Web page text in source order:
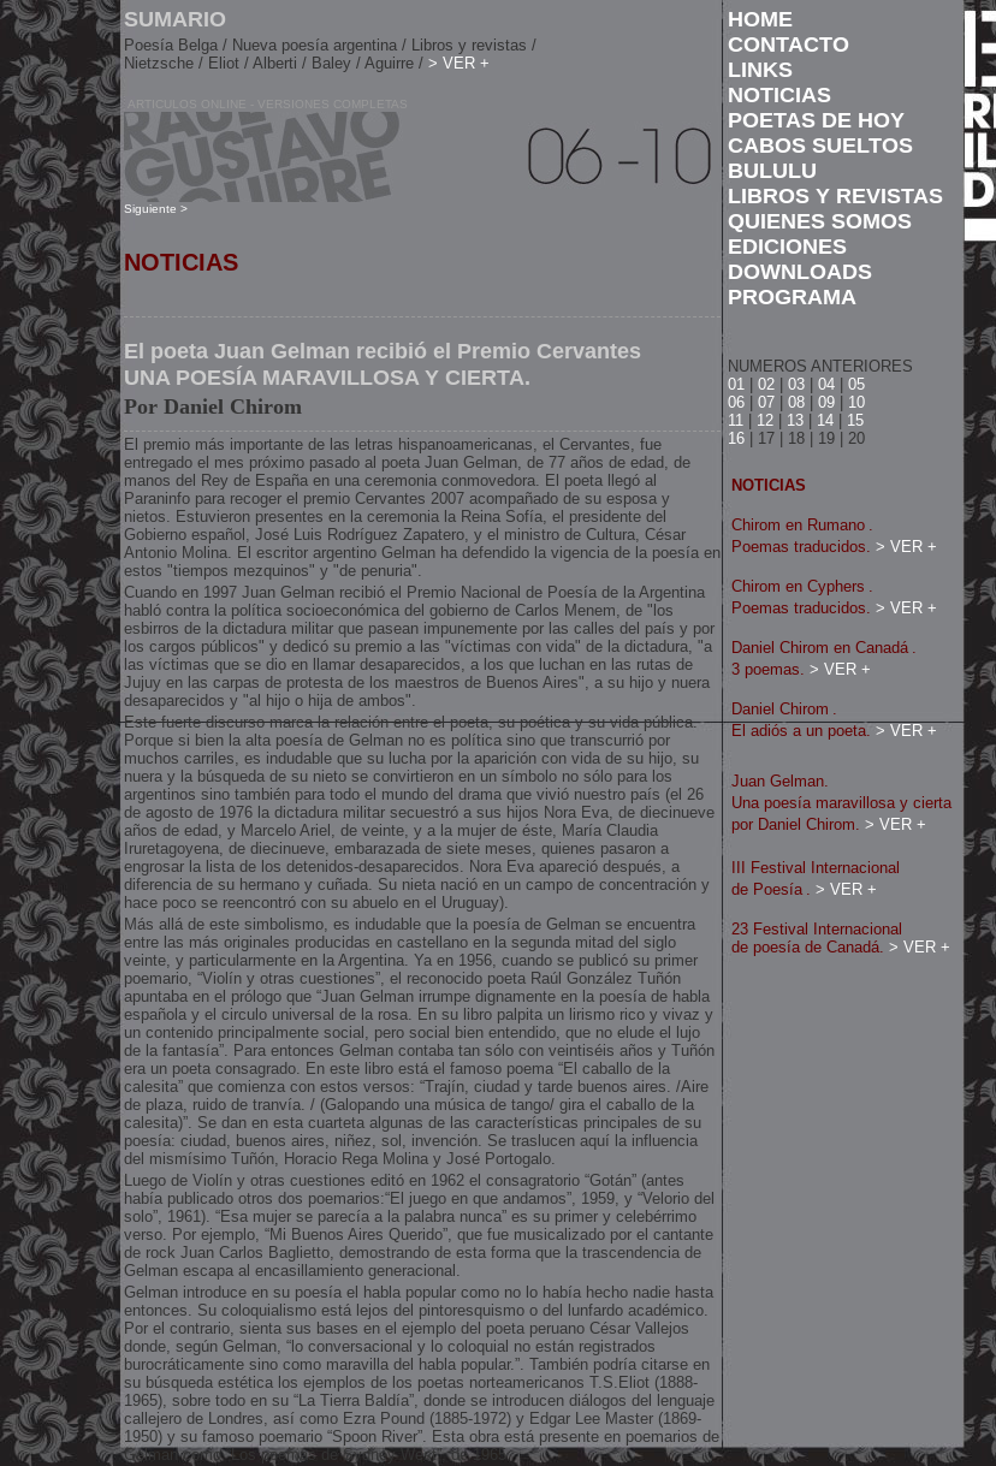
SUMARIO
Poesía Belga / Nueva poesía argentina / Libros y revistas /
Nietzsche / Eliot / Alberti / Baley / Aguirre / > VER +
ARTICULOS ONLINE - VERSIONES COMPLETAS
Siguiente >
NOTICIAS
El poeta Juan Gelman recibió el Premio Cervantes
UNA POESÍA MARAVILLOSA Y CIERTA.
Por Daniel Chirom
El premio más importante de las letras hispanoamericanas, el Cervantes, fue
entregado el mes próximo pasado al poeta Juan Gelman, de 77 años de edad, de
manos del Rey de España en una ceremonia conmovedora. El poeta llegó al
Paraninfo para recoger el premio Cervantes 2007 acompañado de su esposa y
nietos. Estuvieron presentes en la ceremonia la Reina Sofía, el presidente del
Gobierno español, José Luis Rodríguez Zapatero, y el ministro de Cultura, César
Antonio Molina. El escritor argentino Gelman ha defendido la vigencia de la poesía en
estos "tiempos mezquinos" y "de penuria".
Cuando en 1997 Juan Gelman recibió el Premio Nacional de Poesía de la Argentina
habló contra la política socioeconómica del gobierno de Carlos Menem, de "los
esbirros de la dictadura militar que pasean impunemente por las calles del país y por
los cargos públicos" y dedicó su premio a las "víctimas con vida" de la dictadura, "a
las víctimas que se dio en llamar desaparecidos, a los que luchan en las rutas de
Jujuy en las carpas de protesta de los maestros de Buenos Aires", a su hijo y nuera
desaparecidos y "al hijo o hija de ambos".
Este fuerte discurso marca la relación entre el poeta, su poética y su vida pública.
Porque si bien la alta poesía de Gelman no es política sino que transcurrió por
muchos carriles, es indudable que su lucha por la aparición con vida de su hijo, su
nuera y la búsqueda de su nieto se convirtieron en un símbolo no sólo para los
argentinos sino también para todo el mundo del drama que vivió nuestro país (el 26
de agosto de 1976 la dictadura militar secuestró a sus hijos Nora Eva, de diecinueve
años de edad, y Marcelo Ariel, de veinte, y a la mujer de éste, María Claudia
Iruretagoyena, de diecinueve, embarazada de siete meses, quienes pasaron a
engrosar la lista de los detenidos-desaparecidos. Nora Eva apareció después, a
diferencia de su hermano y cuñada. Su nieta nació en un campo de concentración y
hace poco se reencontró con su abuelo en el Uruguay).
Más allá de este simbolismo, es indudable que la poesía de Gelman se encuentra
entre las más originales producidas en castellano en la segunda mitad del siglo
veinte, y particularmente en la Argentina. Ya en 1956, cuando se publicó su primer
poemario, “Violín y otras cuestiones”, el reconocido poeta Raúl González Tuñón
apuntaba en el prólogo que “Juan Gelman irrumpe dignamente en la poesía de habla
española y el circulo universal de la rosa. En su libro palpita un lirismo rico y vivaz y
un contenido principalmente social, pero social bien entendido, que no elude el lujo
de la fantasía”. Para entonces Gelman contaba tan sólo con veintiséis años y Tuñón
era un poeta consagrado. En este libro está el famoso poema “El caballo de la
calesita” que comienza con estos versos: “Trajín, ciudad y tarde buenos aires. /Aire
de plaza, ruido de tranvía. / (Galopando una música de tango/ gira el caballo de la
calesita)”. Se dan en esta cuarteta algunas de las características principales de su
poesía: ciudad, buenos aires, niñez, sol, invención. Se traslucen aquí la influencia
del mismísimo Tuñón, Horacio Rega Molina y José Portogalo.
Luego de Violín y otras cuestiones editó en 1962 el consagratorio “Gotán” (antes
había publicado otros dos poemarios:“El juego en que andamos”, 1959, y “Velorio del
solo”, 1961). “Esa mujer se parecía a la palabra nunca” es su primer y celebérrimo
verso. Por ejemplo, “Mi Buenos Aires Querido”, que fue musicalizado por el cantante
de rock Juan Carlos Baglietto, demostrando de esta forma que la trascendencia de
Gelman escapa al encasillamiento generacional.
Gelman introduce en su poesía el habla popular como no lo había hecho nadie hasta
entonces. Su coloquialismo está lejos del pintoresquismo o del lunfardo académico.
Por el contrario, sienta sus bases en el ejemplo del poeta peruano César Vallejos
donde, según Gelman, “lo conversacional y lo coloquial no están registrados
burocráticamente sino como maravilla del habla popular.”. También podría citarse en
su búsqueda estética los ejemplos de los poetas norteamericanos T.S.Eliot (1888-
1965), sobre todo en su “La Tierra Baldía”, donde se introducen diálogos del lenguaje
callejero de Londres, así como Ezra Pound (1885-1972) y Edgar Lee Master (1869-
1950) y su famoso poemario “Spoon River”. Esta obra está presente en poemarios de
Gelman como “Los poemas de Sydney West”, de 1965.
HOME
CONTACTO
LINKS
NOTICIAS
POETAS DE HOY
CABOS SUELTOS
BULULU
LIBROS Y REVISTAS
QUIENES SOMOS
EDICIONES
DOWNLOADS
PROGRAMA
NUMEROS ANTERIORES
01
02 03 04
05
06
07 08 09
10
11
12 13 14
15
16 | 17 | 18 | 19 | 20
NOTICIAS
Chirom en Rumano .
Poemas traducidos. > VER +
Chirom en Cyphers .
Poemas traducidos. > VER +
Daniel Chirom en Canadá .
3 poemas. > VER +
Daniel Chirom .
El adiós a un poeta. > VER +
Juan Gelman.
Una poesía maravillosa y cierta
por Daniel Chirom. > VER +
III Festival Internacional
de Poesía . > VER +
23 Festival Internacional
de poesía de Canadá. > VER +